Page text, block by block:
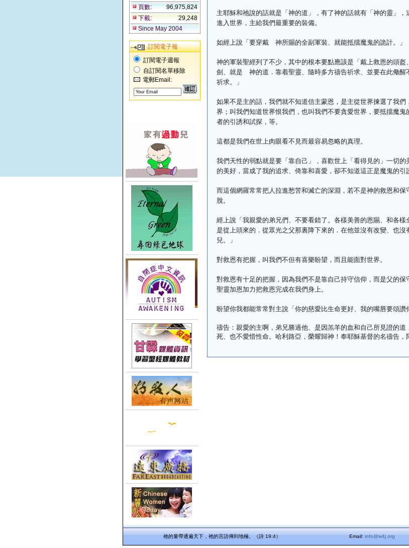
頁數:
96,975,824
下載:
29,248
Since May 2004
訂閱電子報
訂閱電子週報
自訂閱名單移除
電郵Email:
主耶穌和祂說的話就是「神的道」，有了神的話就有「神的靈」，
進入世界，主給我們最重要的裝備。
如經上說「要穿戴 神所賜的全副軍裝、就能抵擋魔鬼的詭計。」
神的軍裝聖經列了不少，其中的根本要點應該是「戴上救恩的頭盔
劍、就是 神的道．靠着聖靈、隨時多方禱告祈求、並要在此儆醒
祈求。」
如果不是主的話，我們就不知道信主蒙恩，是主從世界揀選了我們
界；叫我們知道世界恨我們，也叫我們不要貪愛世界，要抵擋魔鬼
者的引誘和試探，等。
這都是我們在世上肉眼看不見而最容易忽略的真理。
我們天性的弱點就是要「靠自己」，喜歡世上「看得見的」一切的
的美好，當成了我的追求、倚靠和喜愛，卻不知道這正是魔鬼的引
而這個網羅常常把人拉進愁苦和滅亡的深淵，若不是神的救恩和保
脫。
經上說「我親愛的弟兄們、不要看錯了。各樣美善的恩賜、和各樣
是從上頭來的．從眾光之父那裏降下來的．在他並沒有改變、也沒
兒。」
對救恩有把握，叫我們不但有喜樂盼望，而且能面對世界。
對救恩有十足的把握，因為我們不是靠自己持守信仰，而是父的保
聖靈加恩加力把救恩完成在我們身上。
盼望你我都能常常對主說「你的慈愛比生命更好、我的嘴唇要頌讚
禱告：親愛的主啊，弟兄勝過他、是因羔羊的血和自己所見證的道
死、也不愛惜性命。哈利路亞，榮耀歸神！奉耶穌基督的名禱告，
祂的量帶通遍天下，祂的言語傳到地極。（詩 19:4） Email:info@w4j.org